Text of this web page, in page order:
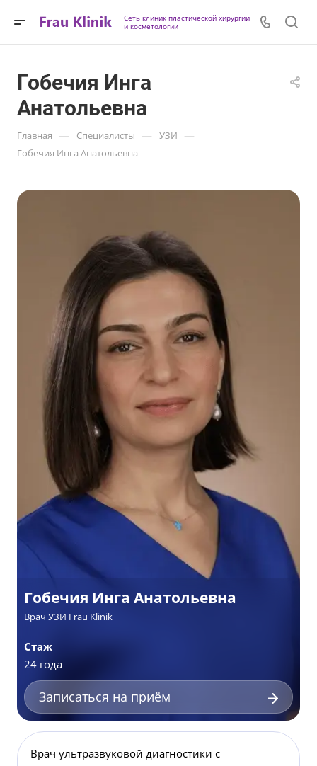
Сеть клиник пластической хирургии
и косметологии
Гобечия Инга
Анатольевна
Главная — Специалисты — УЗИ —
Гобечия Инга Анатольевна
Гобечия Инга Анатольевна
Врач УЗИ Frau Klinik
Стаж
24 года
Записаться на приём
Врач ультразвуковой диагностики с